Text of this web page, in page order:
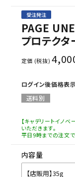
受注発注
PAGE
プロテクタ
定価 (税抜)
ログイン後価格表
送料別
【キャデリートイノ
いただきます。
平日9時までの注文
内容量